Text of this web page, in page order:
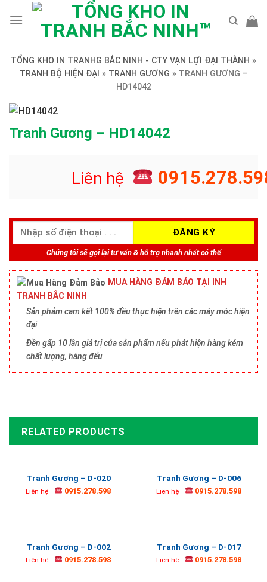
TỔNG KHO IN TRANHG BẮC NINH - CTY VẠN LỢI ĐẠI THÀNH »
TRANH BỘ HIỆN ĐẠI » TRANH GƯƠNG » TRANH GƯƠNG –
HD14042
Tranh Gương – HD14042
Liên hệ
Chúng tôi sẽ gọi lại tư vấn & hỗ trợ nhanh nhất có thể
MUA HÀNG ĐẢM BẢO TẠI INH
TRANH BẮC NINH
Sản phảm cam kết 100% đều thực hiện trên các máy móc hiện
đại
Đền gấp 10 lần giá trị của sản phẩm nếu phát hiện hàng kém
chất lượng, hàng đểu
RELATED PRODUCTS
Tranh Gương – D-020
Liên hệ 0915.278.598
Tranh Gương – D-006
Liên hệ 0915.278.598
Tranh Gương – D-002
Liên hệ 0915.278.598
Tranh Gương – D-017
Liên hệ 0915.278.598